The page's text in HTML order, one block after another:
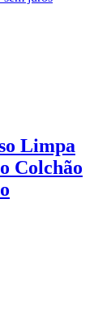
Limpa
Colchão